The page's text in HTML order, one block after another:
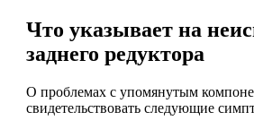
Что указывает на
заднего редуктора
О проблемах с упомянутым
свидетельствовать следующие